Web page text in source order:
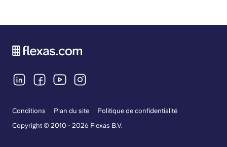
Conditions Plan du site
Politique de confidentialité
Copyright © 2010 - 2026 Flexas B.V.